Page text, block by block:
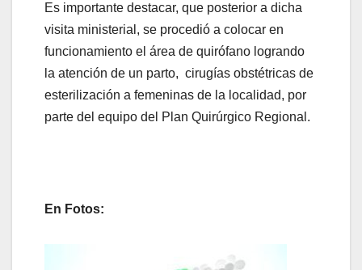
Es importante destacar, que posterior a dicha
visita ministerial, se procedió a colocar en
funcionamiento el área de quirófano logrando
la atención de un parto, cirugías obstétricas de
esterilización a femeninas de la localidad, por
parte del equipo del Plan Quirúrgico Regional.
En Fotos: